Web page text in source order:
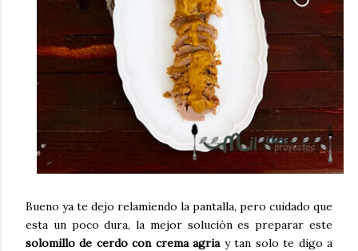
Bueno ya te dejo relamiendo la pantalla, pero cuidado que
esta un poco dura, la mejor solución es preparar este
solomillo de cerdo con crema agriay tan solo te digo a